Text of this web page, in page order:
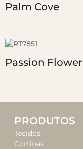
Palm Cove
Passion Flower
PRODUTOS
Tecidos
Cortinas